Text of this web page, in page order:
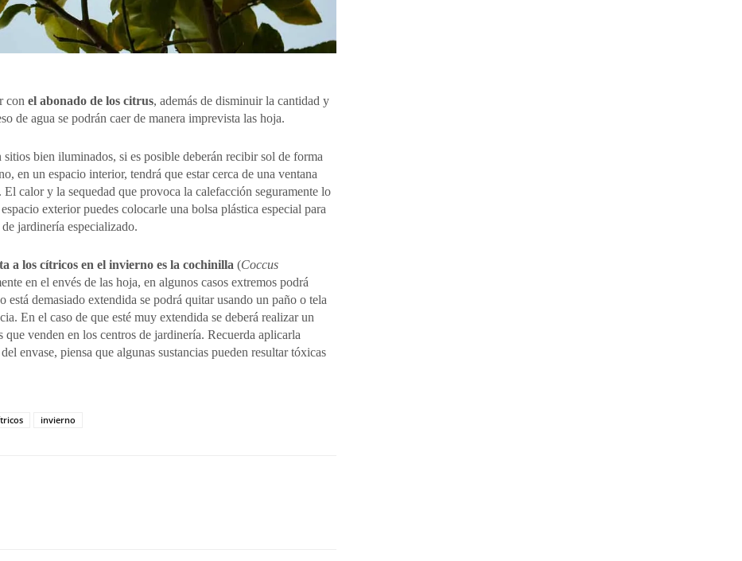
con el abonado de los citrus, además de disminuir la cantidad y
de agua se podrán caer de manera imprevista las hoja.
sitios bien iluminados, si es posible deberán recibir sol de forma
en un espacio interior, tendrá que estar cerca de una ventana
calor y la sequedad que provoca la calefacción seguramente lo
exterior puedes colocarle una bolsa plástica especial para
jardinería especializado.
a los cítricos en el invierno es la cochinilla (Coccus
en el envés de las hoja, en algunos casos extremos podrá
está demasiado extendida se podrá quitar usando un paño o tela
En el caso de que esté muy extendida se deberá realizar un
que venden en los centros de jardinería. Recuerda aplicarla
envase, piensa que algunas sustancias pueden resultar tóxicas
invierno